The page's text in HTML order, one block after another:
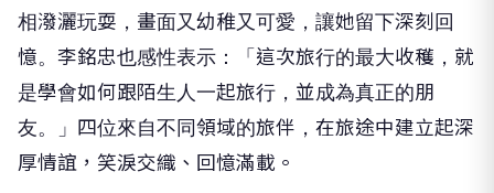
相潑灑玩耍， 畫面又幼稚又可愛，讓她留下深刻回
憶。李銘忠也感性表示：「 這次旅行的最大收穫，就
是學會如何跟陌生人一起旅行， 並成為真正的朋
友。」四位來自不同領域的旅伴， 在旅途中建立起深
厚情誼，笑淚交織、回憶滿載。